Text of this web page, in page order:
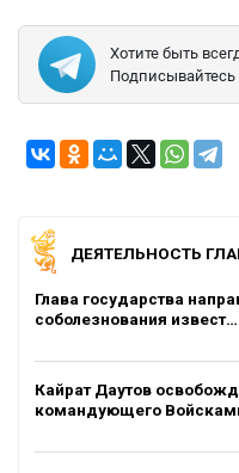
Хотите быть
ДЕЯТЕЛЬНОСТЬ
Глава государства
соболезнования извест…
Кайрат Даутов
командующего